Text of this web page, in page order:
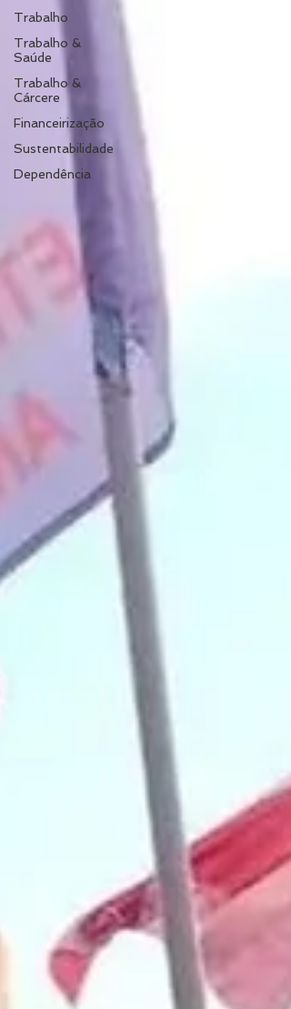
Trabalho
Trabalho &
Saúde
Trabalho &
Cárcere
Financeirização
Sustentabilidade
Dependência